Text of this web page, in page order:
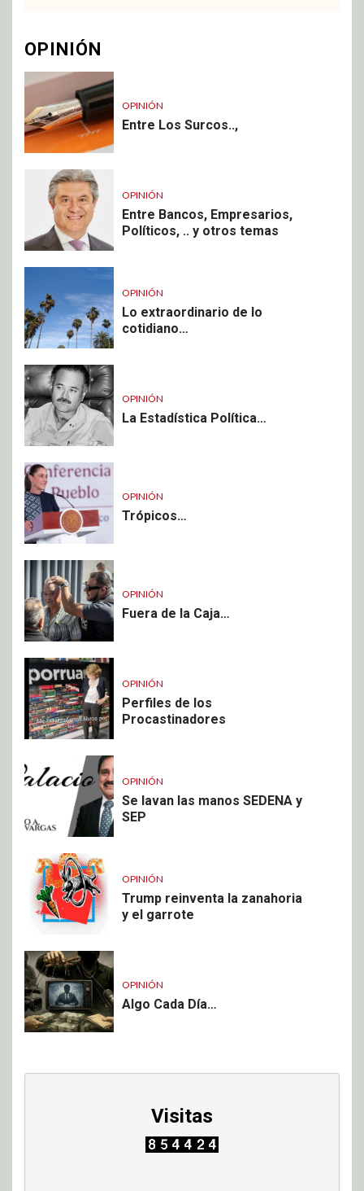
OPINIÓN
OPINIÓN
Entre Los Surcos..,
OPINIÓN
Entre Bancos, Empresarios,
Políticos, .. y otros temas
OPINIÓN
Lo extraordinario de lo
cotidiano…
OPINIÓN
La Estadística Política…
OPINIÓN
Trópicos…
OPINIÓN
Fuera de la Caja…
OPINIÓN
Perfiles de los
Procastinadores
OPINIÓN
Se lavan las manos SEDENA y
SEP
OPINIÓN
Trump reinventa la zanahoria
y el garrote
OPINIÓN
Algo Cada Día…
Visitas